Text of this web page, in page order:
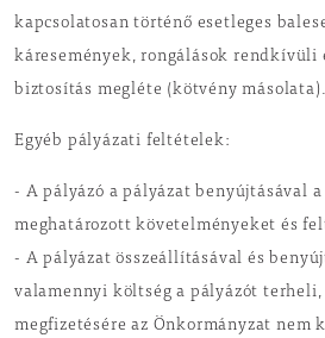
kapcsolatosan történő esetleges
káresemények, rongálások rendkívüli
biztosítás megléte (kötvény másolata).
Egyéb pályázati feltételek:
- A pályázó a pályázat benyújtásával
meghatározott követelményeket és
- A pályázat összeállításával és
valamennyi költség a pályázót
megfizetésére az Önkormányzat nem